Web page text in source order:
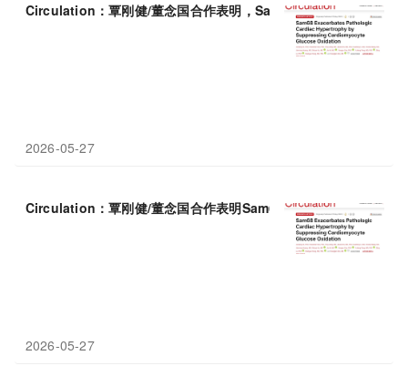
Circulation：覃刚健/董念国合作表明，Sam68通过抑制心肌细胞
2026-05-27
Circulation：覃刚健/董念国合作表明Sam68通过抑制心肌细胞葡
2026-05-27